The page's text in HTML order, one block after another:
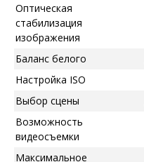
Оптическая
стабилизация
изображения
Баланс белого
Настройка ISO
Выбор сцены
Возможность
видеосъемки
Максимальное